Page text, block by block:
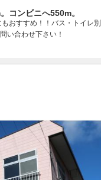
コンビニへ550m。
おすすめ！！バス・トイレ
い合わせ下さい！